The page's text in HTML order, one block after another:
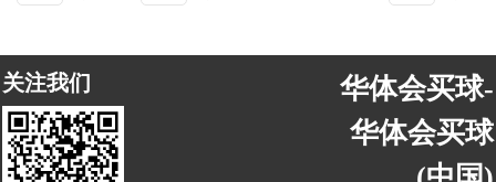
关注我们
华体会买球-
华体会买球